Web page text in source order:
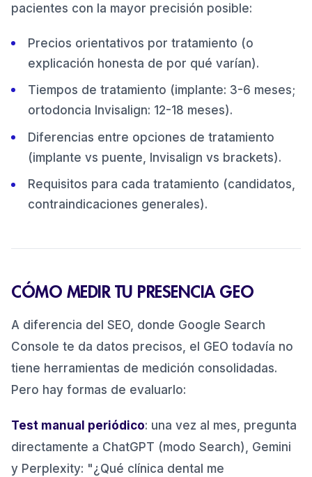
pacientes con la mayor precisión posible:
Precios orientativos por tratamiento (o
explicación honesta de por qué varían).
Tiempos de tratamiento (implante: 3-6 meses;
ortodoncia Invisalign: 12-18 meses).
Diferencias entre opciones de tratamiento
(implante vs puente, Invisalign vs brackets).
Requisitos para cada tratamiento (candidatos,
contraindicaciones generales).
CÓMO MEDIR TU PRESENCIA GEO
A diferencia del SEO, donde Google Search
Console te da datos precisos, el GEO todavía no
tiene herramientas de medición consolidadas.
Pero hay formas de evaluarlo:
Test manual periódico: una vez al mes, pregunta
directamente a ChatGPT (modo Search), Gemini
y Perplexity: "¿Qué clínica dental me